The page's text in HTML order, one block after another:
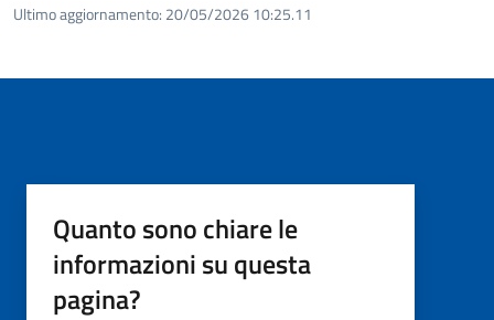
Ultimo aggiornamento: 20/05/2026 10:25.11
Quanto sono chiare le
informazioni su questa
pagina?